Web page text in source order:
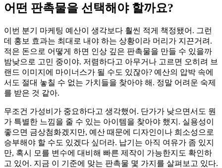
어떤 판촉물을 선택해야 할까요?
이번 분기 마케팅 예산이 생각보다 훨씬 적게 책정됐어. 그런
데 홍보 효과는 최대로 내야 하는 상황이라 머리가 지끈거려.
적은 돈으로 어떻게 하면 인상 깊은 판촉물을 만들 수 있을까
밤낮으로 고민 중이야. 저렴하다고 아무거나 고르면 오히려 브
랜드 이미지에 마이너스가 될 수도 있잖아? 예산의 압박 속에
서도 절대 놓칠 수 없는 가치들을 찾아야 해. 정말 어려운 숙제
를 받은 것 같아.
무조건 가성비가 중요하다고 생각했어. 단가가 낮으면서도 뭔
가 특별한 느낌을 줄 수 있는 아이템을 찾아야 했지. 실용성이
좋으면 금상첨화겠지만, 예산 때문에 디자인이나 희소성으로
승부해야 할 수도 있겠다 싶더라. 납기는 아직 여유가 좀 있지
만, 혹시 모를 변수에 대비해 빠른 제작이 가능한지도 확인하
고 있어. 지금 이 기준에 맞는 판촉물 몇 가지를 살펴보고 있다.